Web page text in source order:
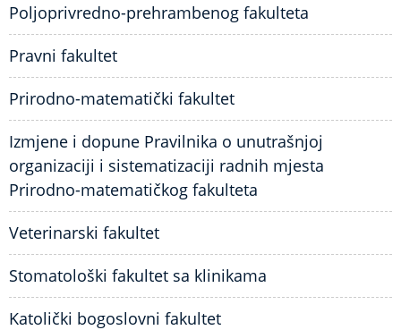
Poljoprivredno-prehrambenog fakulteta
Pravni fakultet
Prirodno-matematički fakultet
Izmjene i dopune Pravilnika o unutrašnjoj
organizaciji i sistematizaciji radnih mjesta
Prirodno-matematičkog fakulteta
Veterinarski fakultet
Stomatološki fakultet sa klinikama
Katolički bogoslovni fakultet